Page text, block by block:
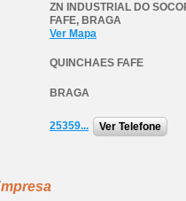
ZN INDUSTRIAL DO
FAFE, BRAGA
Ver Mapa
QUINCHAES FAFE
BRAGA
25359... Ver Telefone